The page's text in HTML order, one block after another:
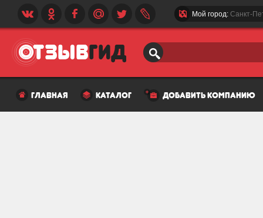
Мой город: Санкт-
главная каталог добавить компанию